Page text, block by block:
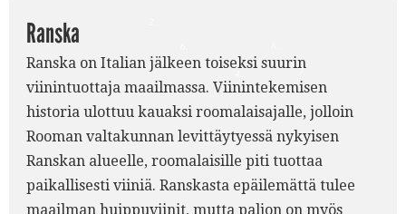
7.
Ranska
Ranska on Italian jälkeen toiseksi suurin
viinintuottaja maailmassa. Viinintekemisen
historia ulottuu kauaksi roomalaisajalle, jolloin
Rooman valtakunnan levittäytyessä nykyisen
Ranskan alueelle, roomalaisille piti tuottaa
paikallisesti viiniä. Ranskasta epäilemättä tulee
maailman huippuviinit, mutta paljon on myös